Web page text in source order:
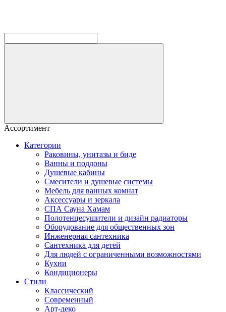
Ассортимент
Категории
Раковины, унитазы и биде
Ванны и поддоны
Душевые кабины
Смесители и душевые системы
Мебель для ванных комнат
Аксессуары и зеркала
СПА Сауна Хамам
Полотенцесушители и дизайн радиаторы
Оборудование для общественных зон
Инженерная сантехника
Сантехника для детей
Для людей с ограниченными возможностями
Кухни
Кондиционеры
Стили
Классический
Современный
Арт-деко